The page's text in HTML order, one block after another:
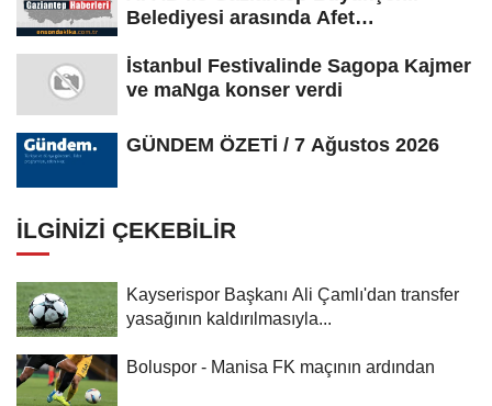
Belediyesi arasında Afet
İstanbul Festivalinde Sagopa Kajmer
ve maNga konser verdi
GÜNDEM ÖZETİ / 7 Ağustos 2026
İLGINIZI ÇEKEBILIR
Kayserispor Başkanı Ali Çamlı'dan transfer
yasağının kaldırılmasıyla...
Boluspor - Manisa FK maçının ardından